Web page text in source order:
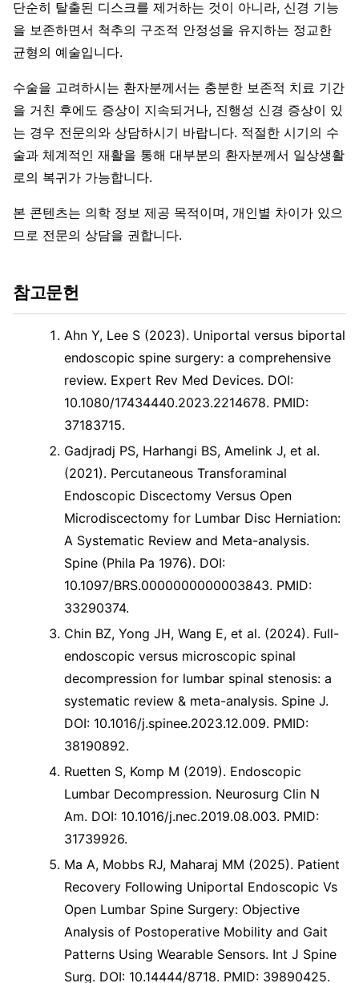
단순히 탈출된 디스크를 제거하는 것이 아니라, 신경 기능
을 보존하면서 척추의 구조적 안정성을 유지하는 정교한
균형의 예술입니다.
수술을 고려하시는 환자분께서는 충분한 보존적 치료 기간
을 거친 후에도 증상이 지속되거나, 진행성 신경 증상이 있
는 경우 전문의와 상담하시기 바랍니다. 적절한 시기의 수
술과 체계적인 재활을 통해 대부분의 환자분께서 일상생활
로의 복귀가 가능합니다.
본 콘텐츠는 의학 정보 제공 목적이며, 개인별 차이가 있으
므로 전문의 상담을 권합니다.
참고문헌
Ahn Y, Lee S (2023). Uniportal versus biportal
endoscopic spine surgery: a comprehensive
review. Expert Rev Med Devices. DOI:
10.1080/17434440.2023.2214678. PMID:
37183715.
Gadjradj PS, Harhangi BS, Amelink J, et al.
(2021). Percutaneous Transforaminal
Endoscopic Discectomy Versus Open
Microdiscectomy for Lumbar Disc Herniation:
A Systematic Review and Meta-analysis.
Spine (Phila Pa 1976). DOI:
10.1097/BRS.0000000000003843. PMID:
33290374.
Chin BZ, Yong JH, Wang E, et al. (2024). Full-
endoscopic versus microscopic spinal
decompression for lumbar spinal stenosis: a
systematic review & meta-analysis. Spine J.
DOI: 10.1016/j.spinee.2023.12.009. PMID:
38190892.
Ruetten S, Komp M (2019). Endoscopic
Lumbar Decompression. Neurosurg Clin N
Am. DOI: 10.1016/j.nec.2019.08.003. PMID:
31739926.
Ma A, Mobbs RJ, Maharaj MM (2025). Patient
Recovery Following Uniportal Endoscopic Vs
Open Lumbar Spine Surgery: Objective
Analysis of Postoperative Mobility and Gait
Patterns Using Wearable Sensors. Int J Spine
Surg. DOI: 10.14444/8718. PMID: 39890425.